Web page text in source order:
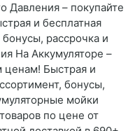
Давления – покупайте
и бесплатная
рассрочка и
На Аккумуляторе –
ценам! Быстрая и
бонусы,
мойки
по цене от